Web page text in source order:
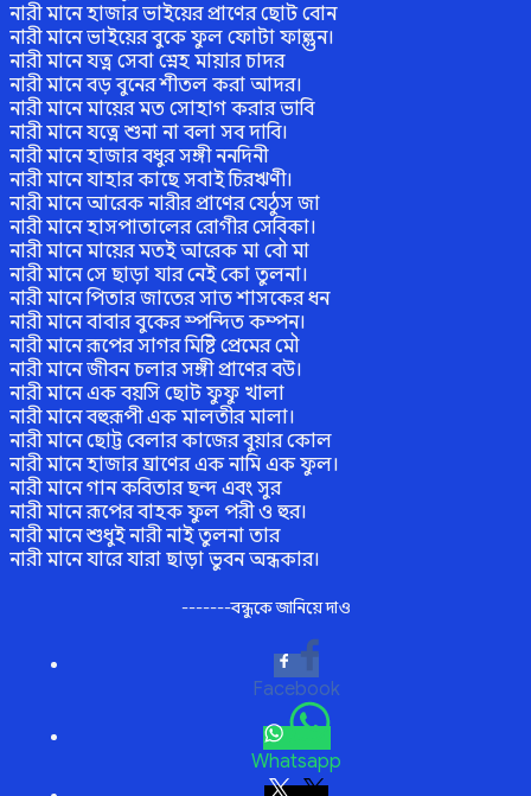
নারী মানে হাজার ভাইয়ের প্রাণের ছোট বোন
নারী মানে ভাইয়ের বুকে ফুল ফোটা ফাল্গুন।
নারী মানে যত্ন সেবা স্নেহ মায়ার চাদর
নারী মানে বড় বুনের শীতল করা আদর।
নারী মানে মায়ের মত সোহাগ করার ভাবি
নারী মানে যত্নে শুনা না বলা সব দাবি।
নারী মানে হাজার বধুর সঙ্গী ননদিনী
নারী মানে যাহার কাছে সবাই চিরঋণী।
নারী মানে আরেক নারীর প্রাণের যেঠুস জা
নারী মানে হাসপাতালের রোগীর সেবিকা।
নারী মানে মায়ের মতই আরেক মা বৌ মা
নারী মানে সে ছাড়া যার নেই কো তুলনা।
নারী মানে পিতার জাতের সাত শাসকের ধন
নারী মানে বাবার বুকের স্পন্দিত কম্পন।
নারী মানে রূপের সাগর মিষ্টি প্রেমের মৌ
নারী মানে জীবন চলার সঙ্গী প্রাণের বউ।
নারী মানে এক বয়সি ছোট ফুফু খালা
নারী মানে বহুরূপী এক মালতীর মালা।
নারী মানে ছোট্ট বেলার কাজের বুয়ার কোল
নারী মানে হাজার ঘ্রাণের এক নামি এক ফুল।
নারী মানে গান কবিতার ছন্দ এবং সুর
নারী মানে রূপের বাহক ফুল পরী ও হুর।
নারী মানে শুধুই নারী নাই তুলনা তার
নারী মানে যারে যারা ছাড়া ভুবন অন্ধকার।
-------বন্ধুকে জানিয়ে দাও
Facebook
Whatsapp